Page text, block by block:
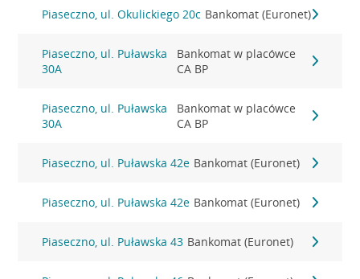
Piaseczno, ul. Okulickiego 20c Bankomat (Euronet)
Piaseczno, ul. Puławska
30A
Bankomat w placówce
CA BP
Piaseczno, ul. Puławska
30A
Bankomat w placówce
CA BP
Piaseczno, ul. Puławska 42e Bankomat (Euronet)
Piaseczno, ul. Puławska 42e Bankomat (Euronet)
Piaseczno, ul. Puławska 43 Bankomat (Euronet)